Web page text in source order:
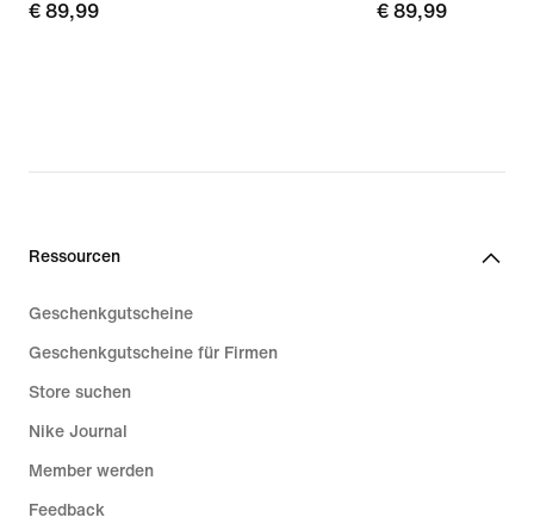
€ 89,99
€ 89,99
€ 89,99
€ 89,99
Ressourcen
Geschenkgutscheine
Geschenkgutscheine für Firmen
Store suchen
Nike Journal
Member werden
Feedback